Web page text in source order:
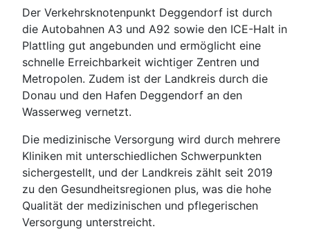
Der Verkehrsknotenpunkt Deggendorf ist durch
die Autobahnen A3 und A92 sowie den ICE-Halt in
Plattling gut angebunden und ermöglicht eine
schnelle Erreichbarkeit wichtiger Zentren und
Metropolen. Zudem ist der Landkreis durch die
Donau und den Hafen Deggendorf an den
Wasserweg vernetzt.
Die medizinische Versorgung wird durch mehrere
Kliniken mit unterschiedlichen Schwerpunkten
sichergestellt, und der Landkreis zählt seit 2019
zu den Gesundheitsregionen plus, was die hohe
Qualität der medizinischen und pflegerischen
Versorgung unterstreicht.